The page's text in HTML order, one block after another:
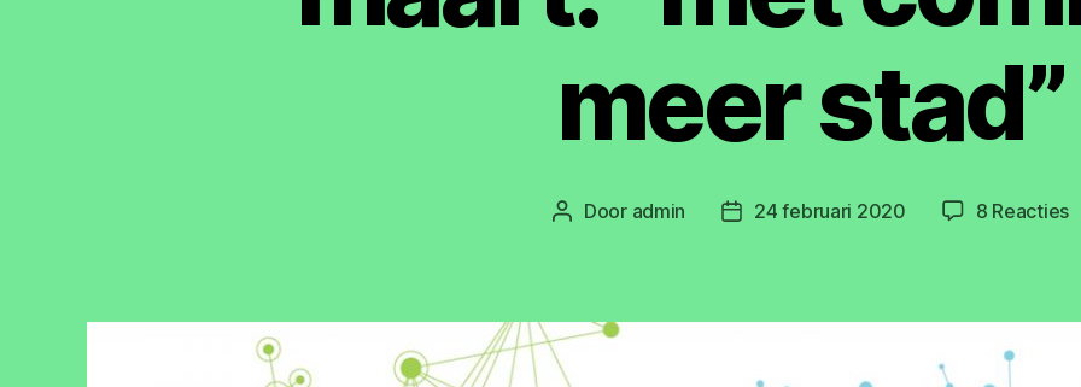
meer stad”
Berichtauteur
Door admin Berichtdatum
24 februari 2020 8 Reactiesop